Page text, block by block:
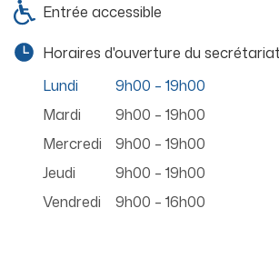
Entrée accessible
Horaires d'ouverture du
Lundi
9h00 – 19h00
Mardi
9h00 – 19h00
Mercredi
9h00 – 19h00
Jeudi
9h00 – 19h00
Vendredi
9h00 – 16h00